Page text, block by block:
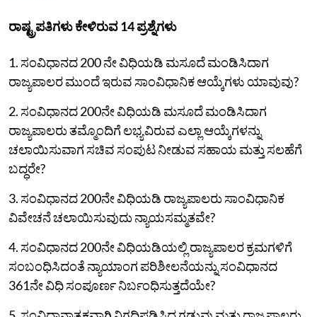
ರಾಷ್ಟ್ರಪತಿಗಳು ಕೇಳಿರುವ 14 ಪ್ರಶ್ನೆಗಳು
1. ಸಂವಿಧಾನದ 200 ನೇ ವಿಧಿಯಡಿ ಮಸೂದೆ ಮಂಡಿಸಿದಾಗ
ರಾಜ್ಯಪಾಲರ ಮುಂದೆ ಇರುವ ಸಾಂವಿಧಾನಿಕ ಆಯ್ಕೆಗಳು ಯಾವುವು?
2. ಸಂವಿಧಾನದ 200ನೇ ವಿಧಿಯಡಿ ಮಸೂದೆ ಮಂಡಿಸಿದಾಗ
ರಾಜ್ಯಪಾಲರು ತಮ್ಮೊಂದಿಗೆ ಲಭ್ಯವಿರುವ ಎಲ್ಲಾ ಆಯ್ಕೆಗಳನ್ನು
ಚಲಾಯಿಸುವಾಗ ಸಚಿವ ಸಂಪುಟ ನೀಡುವ ಸಹಾಯ ಮತ್ತು ಸಲಹೆಗೆ
ಬದ್ಧರೇ?
3. ಸಂವಿಧಾನದ 200ನೇ ವಿಧಿಯಡಿ ರಾಜ್ಯಪಾಲರು ಸಾಂವಿಧಾನಿಕ
ವಿವೇಚನೆ ಚಲಾಯಿಸುವುದು ನ್ಯಾಯಸಮ್ಮತವೇ?
4. ಸಂವಿಧಾನದ 200ನೇ ವಿಧಿಯಡಿಯಲ್ಲಿ ರಾಜ್ಯಪಾಲರ ಕ್ರಮಗಳಿಗೆ
ಸಂಬಂಧಿಸಿದಂತೆ ನ್ಯಾಯಾಂಗ ಪರಿಶೀಲನೆಯನ್ನು ಸಂವಿಧಾನದ
361ನೇ ವಿಧಿ ಸಂಪೂರ್ಣ ನಿರ್ಬಂಧಿಸುತ್ತದೆಯೇ?